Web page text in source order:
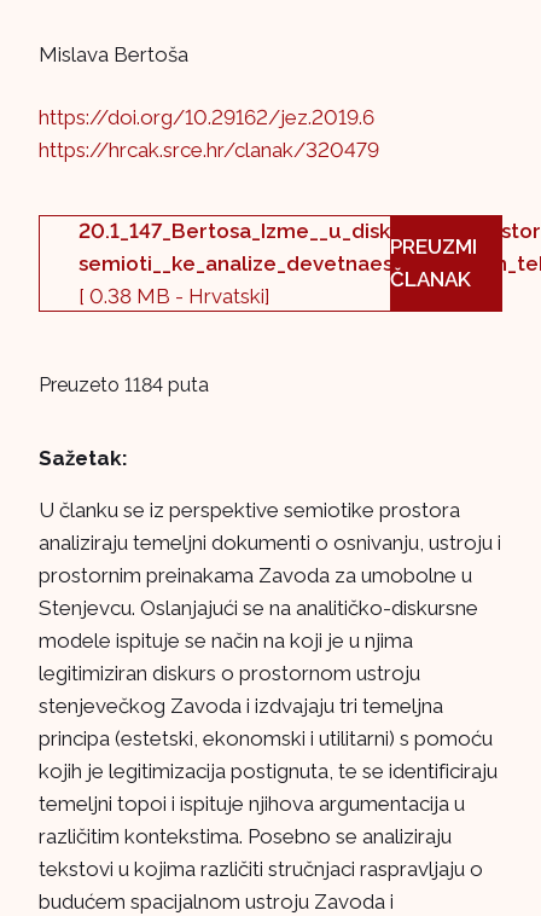
Mislava Bertoša
https://doi.org/10.29162/jez.2019.6
https://hrcak.srce.hr/clanak/320479
[ 0.38 MB - Hrvatski]
PREUZMI
ČLANAK
Preuzeto 1184 puta
Sažetak:
U članku se iz perspektive semiotike prostora
analiziraju temeljni dokumenti o osnivanju, ustroju i
prostornim preinakama Zavoda za umobolne u
Stenjevcu. Oslanjajući se na analitičko-diskursne
modele ispituje se način na koji je u njima
legitimiziran diskurs o prostornom ustroju
stenjevečkog Zavoda i izdvajaju tri temeljna
principa (estetski, ekonomski i utilitarni) s pomoću
kojih je legitimizacija postignuta, te se identificiraju
temeljni topoi i ispituje njihova argumentacija u
različitim kontekstima. Posebno se analiziraju
tekstovi u kojima različiti stručnjaci raspravljaju o
budućem spacijalnom ustroju Zavoda i